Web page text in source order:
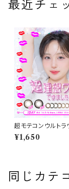
最近チェ
超モテコンウルトラ
やモテベイビー】 1
mm/14.5mm なえ
¥1,650
同じカテ